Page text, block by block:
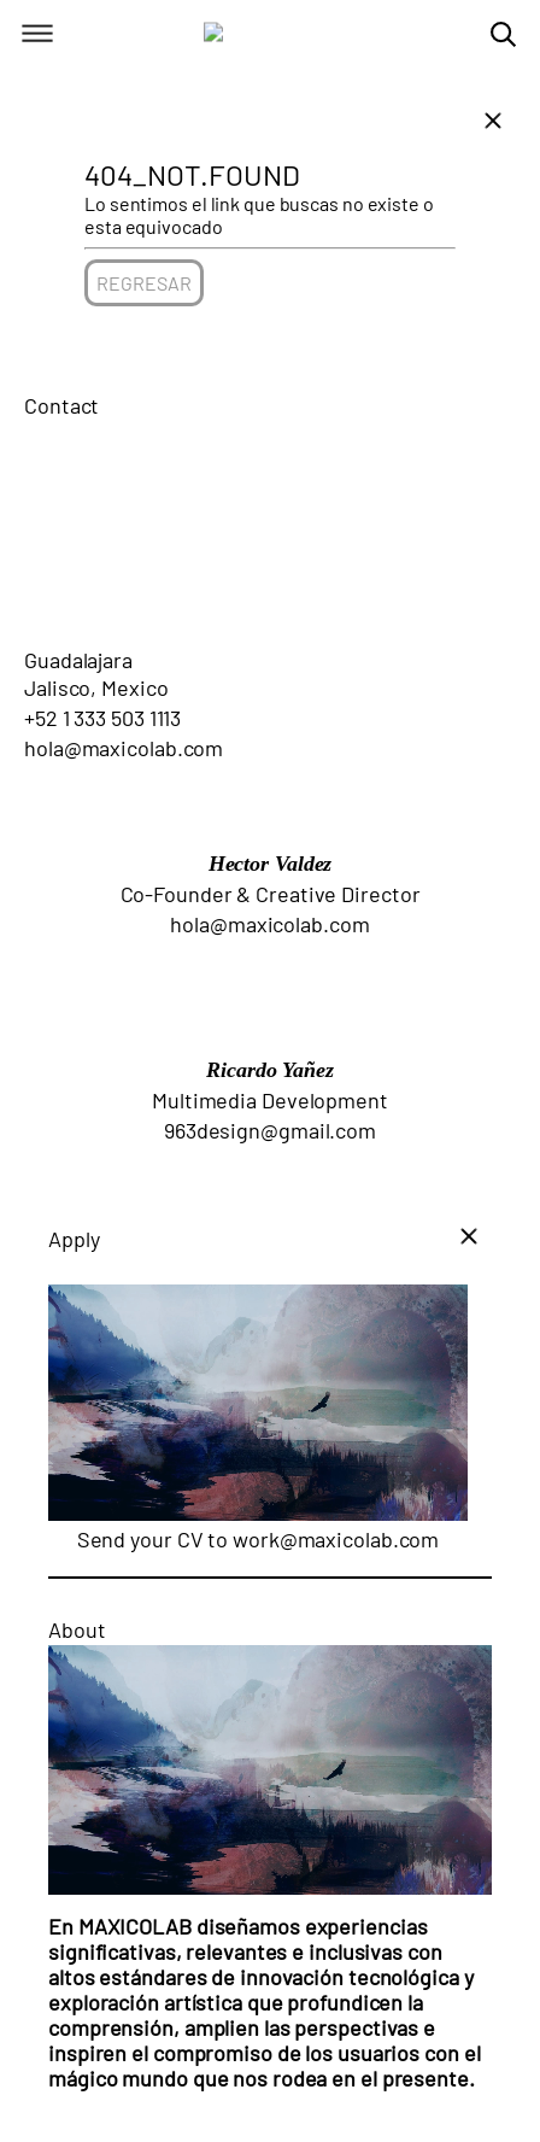
404_NOT.FOUND
Lo sentimos el link que buscas no existe o
esta equivocado
REGRESAR
Contact
Guadalajara
Jalisco, Mexico
+52 1 333 503 1113
hola@maxicolab.com
Hector Valdez
Co-Founder & Creative Director
hola@maxicolab.com
Ricardo Yañez
Multimedia Development
963design@gmail.com
Apply
Send your CV towork@maxicolab.com
About
En MAXICOLAB diseñamos experiencias
significativas, relevantes e inclusivas con
altos estándares de innovación tecnológica y
exploración artística que profundicen la
comprensión, amplien las perspectivas e
inspiren el compromiso de los usuarios con el
mágico mundo que nos rodea en el presente.